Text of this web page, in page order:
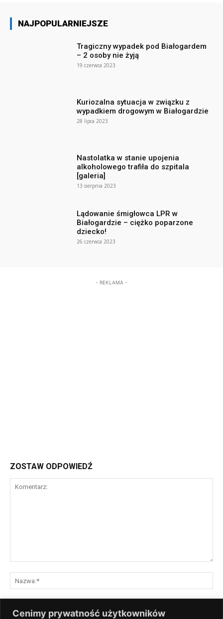
Cenimy prywatność użytkowników
NAJPOPULARNIEJSZE
Tragiczny wypadek pod Białogardem
– 2 osoby nie żyją
19 czerwca 2023
Kuriozalna sytuacja w związku z
wypadkiem drogowym w Białogardzie
28 lipca 2023
Nastolatka w stanie upojenia
alkoholowego trafiła do szpitala
[galeria]
13 sierpnia 2023
Lądowanie śmigłowca LPR w
Białogardzie – ciężko poparzone
dziecko!
26 czerwca 2023
- REKLAMA -
ZOSTAW ODPOWIEDŹ